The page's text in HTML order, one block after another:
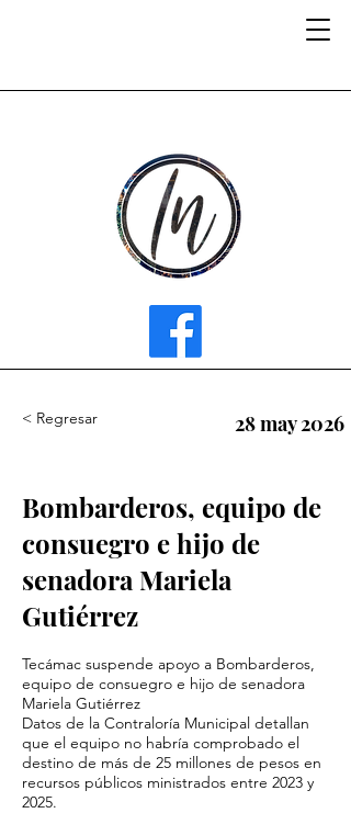
< Regresar 28 may 2026
Bombarderos, equipo de
consuegro e hijo de
senadora Mariela
Gutiérrez
Tecámac suspende apoyo a Bombarderos,
equipo de consuegro e hijo de senadora
Mariela Gutiérrez
Datos de la Contraloría Municipal detallan
que el equipo no habría comprobado el
destino de más de 25 millones de pesos en
recursos públicos ministrados entre 2023 y
2025.